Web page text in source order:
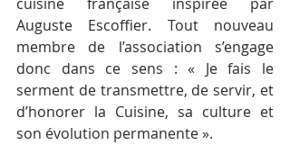
Auguste Escoffier. Tout nouveau
membre de l’association s’engage
donc dans ce sens : « Je fais le
serment de transmettre, de servir, et
d’honorer la Cuisine, sa culture et
son évolution permanente ».